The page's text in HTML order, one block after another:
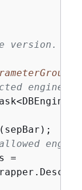
version.
engine
=